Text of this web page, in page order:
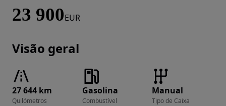
23 900EUR
Visão geral
27 644 km
Quilómetros
Gasolina
Combustível
Manual
Tipo de Caixa